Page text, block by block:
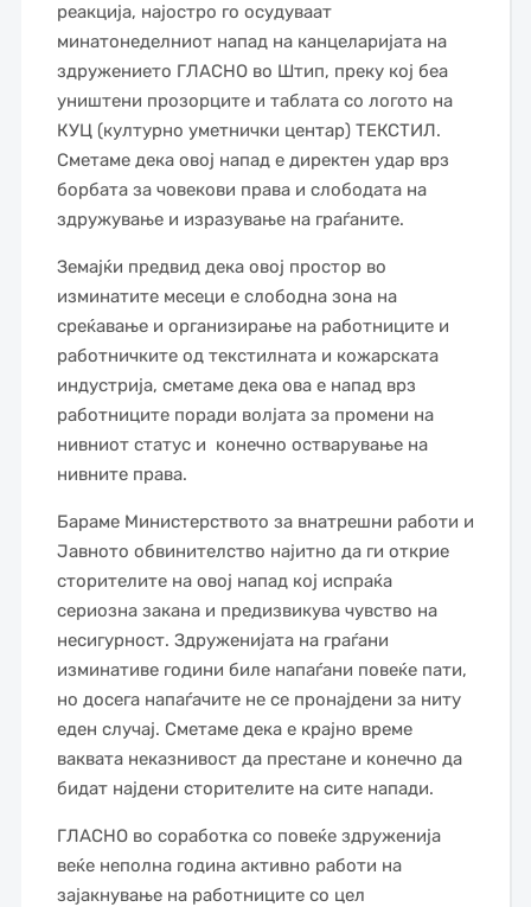
реакција, најостро го осудуваат
минатонеделниот напад на канцеларијата на
здружението ГЛАСНО во Штип, преку кој беа
уништени прозорците и таблата со логото на
КУЦ (културно уметнички центар) ТЕКСТИЛ.
Сметаме дека овој напад е директен удар врз
борбата за човекови права и слободата на
здружување и изразување на граѓаните.
Земајќи предвид дека овој простор во
изминатите месеци е слободна зона на
среќавање и организирање на работниците и
работничките од текстилната и кожарската
индустрија, сметаме дека ова е напад врз
работниците поради волјата за промени на
нивниот статус и конечно остварување на
нивните права.
Бараме Министерството за внатрешни работи и
Јавното обвинителство најитно да ги открие
сторителите на овој напад кој испраќа
сериозна закана и предизвикува чувство на
несигурност. Здруженијата на граѓани
изминативе години биле напаѓани повеќе пати,
но досега напаѓачите не се пронајдени за ниту
еден случај. Сметаме дека е крајно време
ваквата неказнивост да престане и конечно да
бидат најдени сторителите на сите напади.
ГЛАСНО во соработка со повеќе здруженија
веќе неполна година активно работи на
зајакнување на работниците со цел